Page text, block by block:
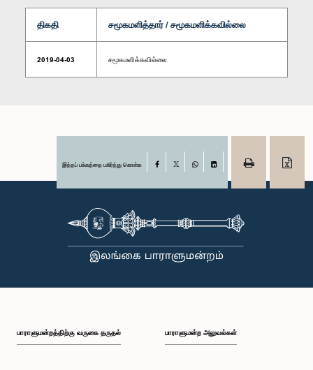
திகதி சமூகமளித்தார் / சமூகமளிக்கவில்லை
2019-04-03 சமூகமளிக்கவில்லை
இந்தப் பக்கத்தை பகிர்ந்து கொள்க Facebook
பாராளுமன்றத்திற்கு வருகை தருதல் பாராளுமன்ற அலுவல்கள்